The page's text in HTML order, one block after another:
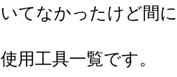
てなかったけど間
用工具一覧です。